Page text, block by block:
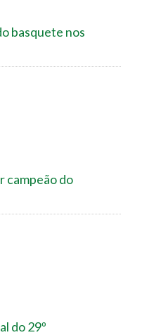
basquete nos
campeão do
do 29º